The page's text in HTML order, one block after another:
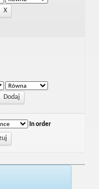
In order